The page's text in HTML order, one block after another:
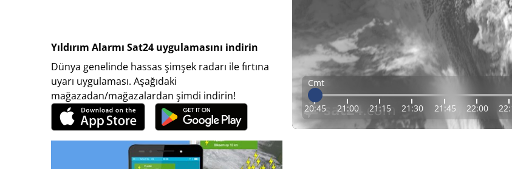
Yıldırım Alarmı Sat24 uygulamasını indirin
Dünya genelinde hassas şimşek radarı ile fırtına
uyarı uygulaması. Aşağıdaki
mağazadan/mağazalardan şimdi indirin!
Cmt
20:45 21:00 21:15 21:30 21:45 22:00